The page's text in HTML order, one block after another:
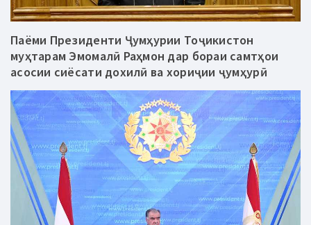
Паёми Президенти Ҷумҳурии Тоҷикистон
муҳтарам Эмомалӣ Раҳмон дар бораи самтҳои
асосии сиёсати дохилӣ ва хориҷии ҷумҳурӣ